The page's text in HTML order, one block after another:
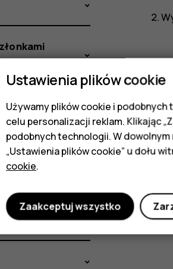
Czy
Tak
Ustawienia plików cookie
Używamy plików cookie i
celu personalizacji reklam. Klikając
podobnych technologii. W
„Ustawienia plików cookie” u dołu
cookie.
Zaakceptuj wszystko